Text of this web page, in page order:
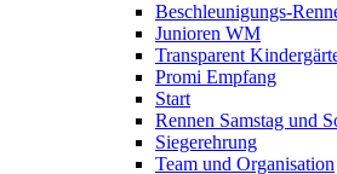
Beschleunigungs-
Junioren WM
Transparent
Promi Empfang
Start
Rennen Samstag und
Siegerehrung
Team und Organisation